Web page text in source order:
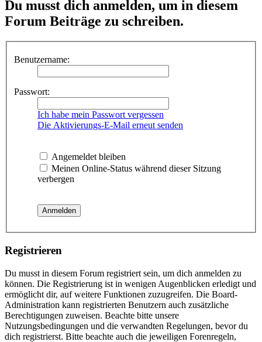
Du musst dich anmelden, um in diesem
Forum Beiträge zu schreiben.
Benutzername:
Passwort:
Ich habe mein Passwort vergessen
Die Aktivierungs-E-Mail erneut senden
Angemeldet bleiben
Meinen Online-Status während dieser Sitzung
verbergen
Registrieren
Du musst in diesem Forum registriert sein, um dich anmelden zu
können. Die Registrierung ist in wenigen Augenblicken erledigt und
ermöglicht dir, auf weitere Funktionen zuzugreifen. Die Board-
Administration kann registrierten Benutzern auch zusätzliche
Berechtigungen zuweisen. Beachte bitte unsere
Nutzungsbedingungen und die verwandten Regelungen, bevor du
dich registrierst. Bitte beachte auch die jeweiligen Forenregeln,